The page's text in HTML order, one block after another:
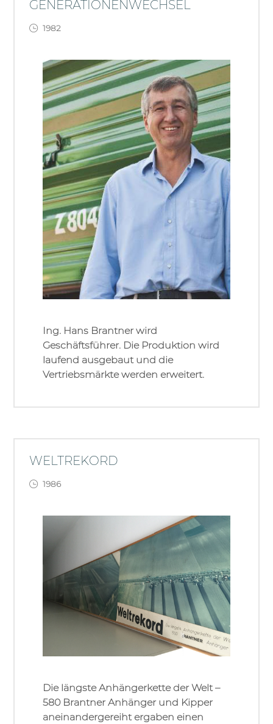
GENERATIONENWECHSEL
1982
Ing. Hans Brantner wird
Geschäftsführer. Die Produktion wird
laufend ausgebaut und die
Vertriebsmärkte werden erweitert.
WELTREKORD
1986
Die längste Anhängerkette der Welt –
580 Brantner Anhänger und Kipper
aneinandergereiht ergaben einen